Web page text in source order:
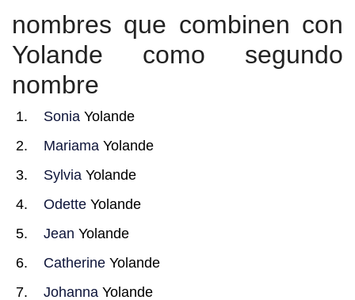
nombres que combinen con
Yolande como segundo
nombre
Sonia Yolande
Mariama Yolande
Sylvia Yolande
Odette Yolande
Jean Yolande
Catherine Yolande
Johanna Yolande